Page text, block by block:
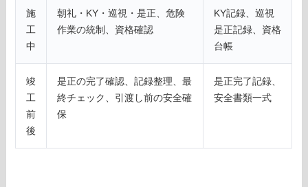
施
工
中
朝礼・KY・巡視・是正、危険
作業の統制、資格確認
KY記録、巡視
是正記録、資格
台帳
竣
工
前
後
是正の完了確認、記録整理、最
終チェック、引渡し前の安全確
保
是正完了記録、
安全書類一式